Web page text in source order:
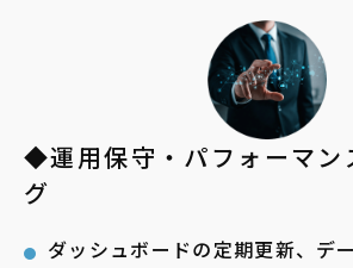
◆運用保守 ・パフォーマ
グ
ダッシュボードの定期更新、デ